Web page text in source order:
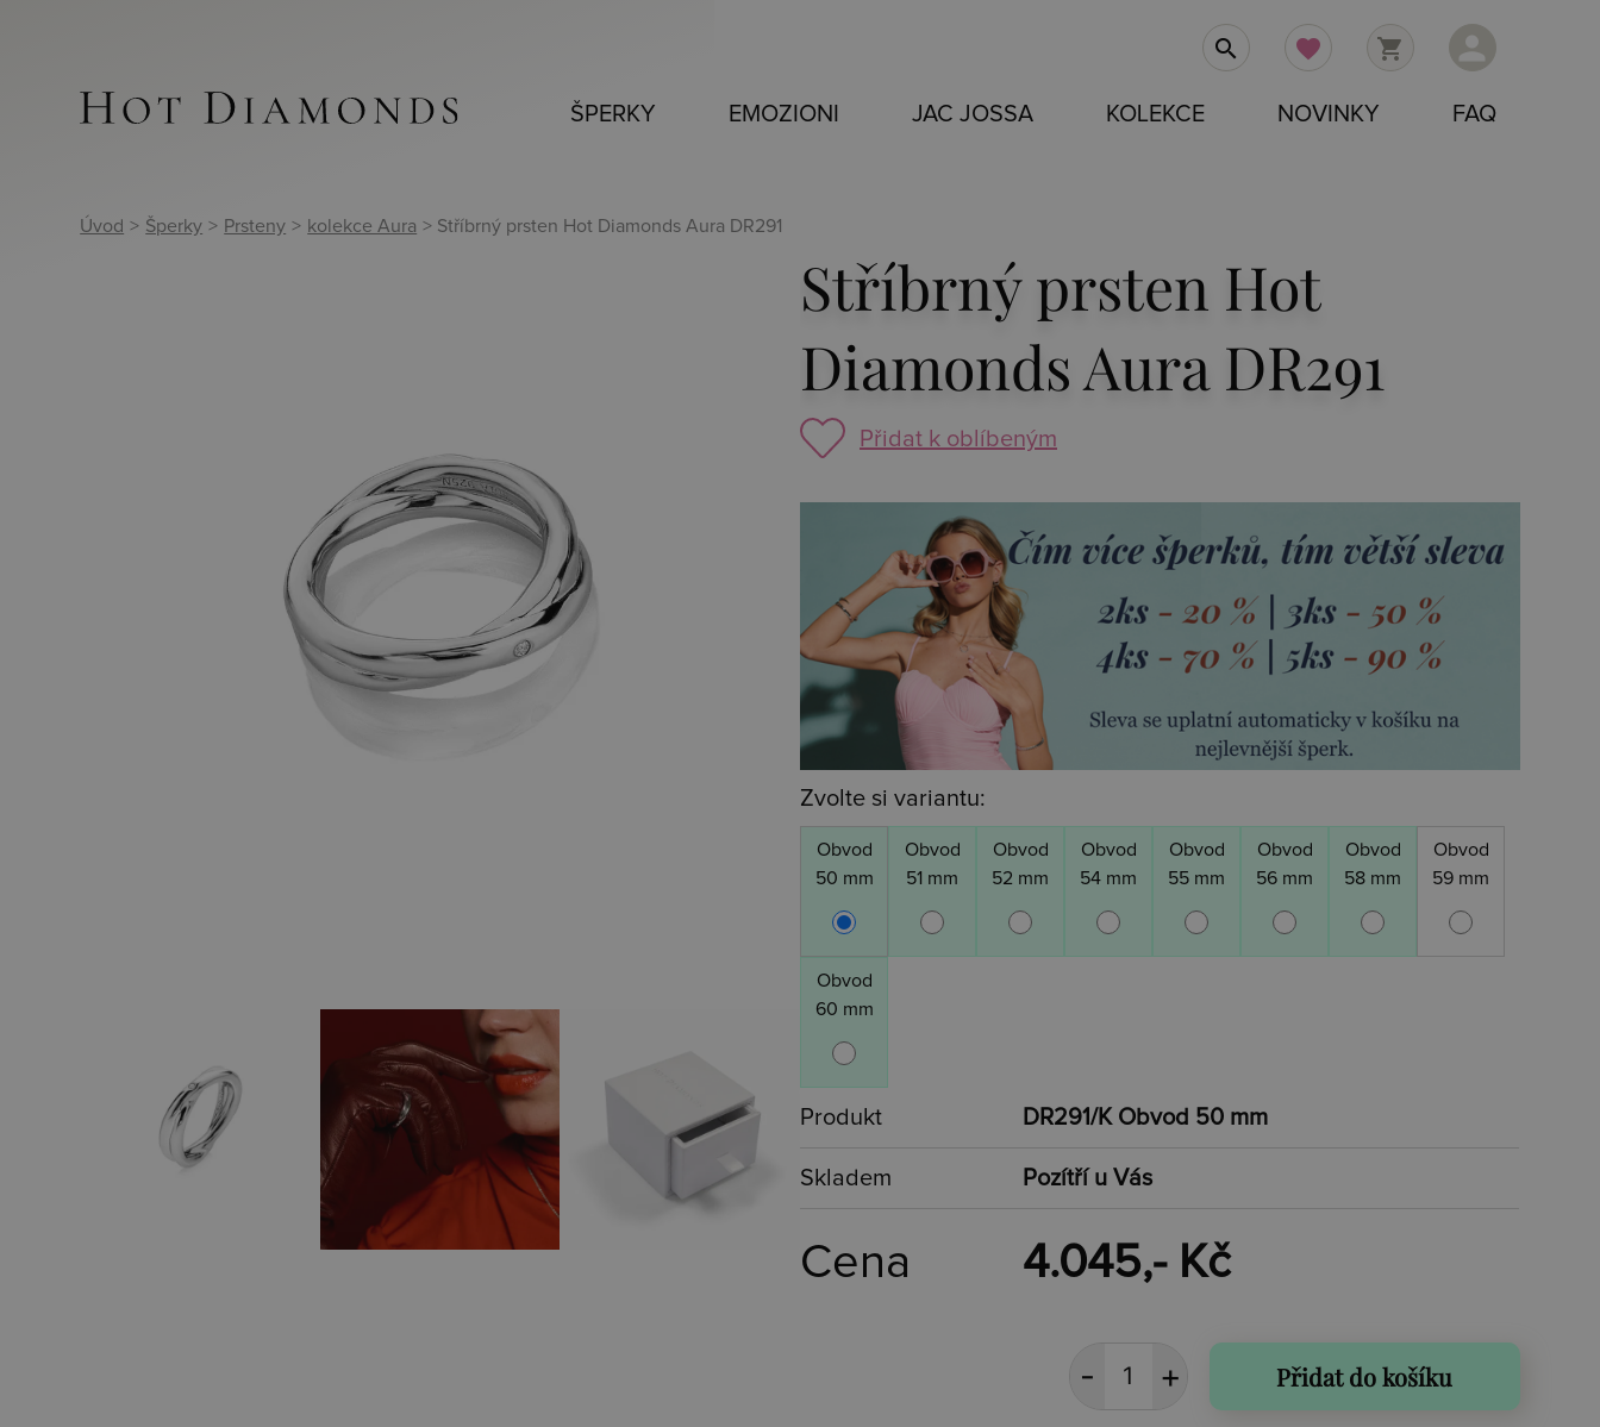
person
shopping_cart
favorite
search
ŠPERKY EMOZIONI JAC JOSSA KOLEKCE NOVINKY FAQ
Úvod > Šperky > Prsteny > kolekce Aura > Stříbrný prsten Hot Diamonds Aura DR291
Stříbrný prsten Hot
Diamonds Aura DR291
Přidat k oblíbeným
Zvolte si variantu:
Obvod
50 mm
Obvod
51 mm
Obvod
52 mm
Obvod
54 mm
Obvod
55 mm
Obvod
56 mm
Obvod
58 mm
Obvod
59 mm
Obvod
60 mm
Produkt DR291/K Obvod 50 mm
Skladem Pozítří u Vás
Cena 4.045,- Kč
Přidat do košíku